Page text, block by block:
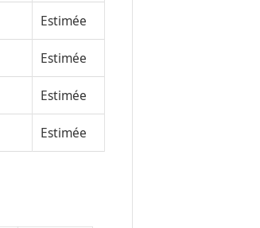
Estimée
Estimée
Estimée
Estimée